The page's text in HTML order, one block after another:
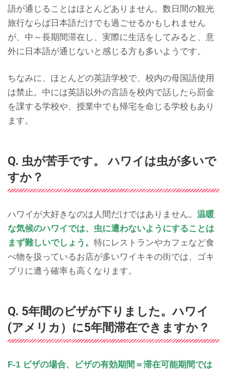
語が通じることはほとんどありません。数日間の観光
旅行ならば日本語だけでも過ごせるかもしれません
が、中～長期間滞在し、実際に生活をしてみると、意
外に日本語が通じないと感じる方も多いようです。
ちなみに、ほとんどの英語学校で、校内の母国語使用
は禁止。中には英語以外の言語を校内で話したら罰金
を課する学校や、授業中でも帰宅を命じる学校もあり
ます。
Q. 虫が苦手です。 ハワイは虫が多いで
すか？
ハワイが大好きなのは人間だけではありません。 温暖
な気候のハワイでは、虫に遭わないようにすることは
まず難しいでしょう。 特にレストランやカフェなど食
べ物を扱っているお店が多いワイキキの街では、ゴキ
ブリに遭う確率も高くなります。
Q. 5年間のビザが下りました。ハワイ
(アメリカ）に5年間滞在できますか？
F-1 ビザの場合、ビザの有効期間＝滞在可能期間では